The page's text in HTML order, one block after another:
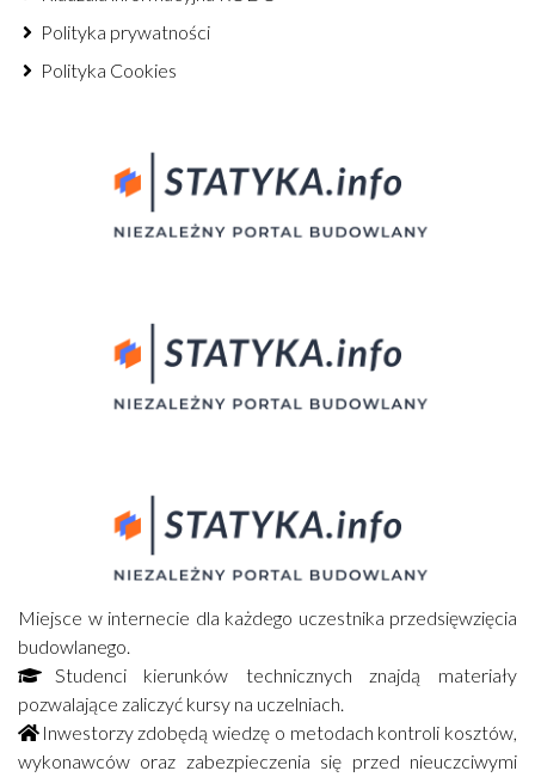
Polityka prywatności
Polityka Cookies
Miejsce w internecie dla każdego uczestnika przedsięwzięcia
budowlanego.
Studenci kierunków technicznych znajdą materiały
pozwalające zaliczyć kursy na uczelniach.
Inwestorzy zdobędą wiedzę o metodach kontroli kosztów,
wykonawców oraz zabezpieczenia się przed nieuczciwymi